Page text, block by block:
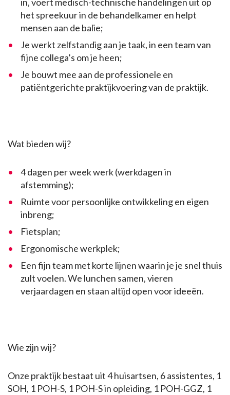
het spreekuur in de behandelkamer en helpt
mensen aan de balie;
Je werkt zelfstandig aan je taak, in een team van
fijne collega’s om je heen;
Je bouwt mee aan de professionele en
patiëntgerichte praktijkvoering van de praktijk.
Wat bieden wij?
4 dagen per week werk (werkdagen in
afstemming);
Ruimte voor persoonlijke ontwikkeling en eigen
inbreng;
Fietsplan;
Ergonomische werkplek;
Een fijn team met korte lijnen waarin je je snel thuis
zult voelen. We lunchen samen, vieren
verjaardagen en staan altijd open voor ideeën.
Wie zijn wij?
Onze praktijk bestaat uit 4 huisartsen, 6 assistentes, 1
SOH, 1 POH-S, 1 POH-S in opleiding, 1 POH-GGZ, 1